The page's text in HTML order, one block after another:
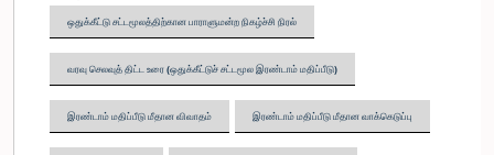
ஒதுக்கீட்டு சட்டமூலத்திற்கான பாராளுமன்ற நிகழ்ச்சி நிரல்
வரவு செலவுத் திட்ட உரை (ஒதுக்கீட்டுச் சட்டமூல இரண்டாம் மதிப்பீடு)
இரண்டாம் மதிப்பீடு மீதான விவாதம் இரண்டாம் மதிப்பீடு மீதான வாக்கெடுப்பு